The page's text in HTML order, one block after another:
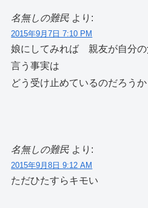
名無しの難民 より:
2015年9月7日 7:10 PM
娘にしてみれば 親友が自分の
言う事実は
どう受け止めているのだろうか
名無しの難民 より:
2015年9月8日 9:12 AM
ただひたすらキモい